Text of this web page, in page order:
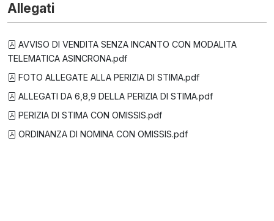
Allegati
AVVISO DI VENDITA SENZA INCANTO CON MODALITA
TELEMATICA ASINCRONA.pdf
FOTO ALLEGATE ALLA PERIZIA DI STIMA.pdf
ALLEGATI DA 6,8,9 DELLA PERIZIA DI STIMA.pdf
PERIZIA DI STIMA CON OMISSIS.pdf
ORDINANZA DI NOMINA CON OMISSIS.pdf